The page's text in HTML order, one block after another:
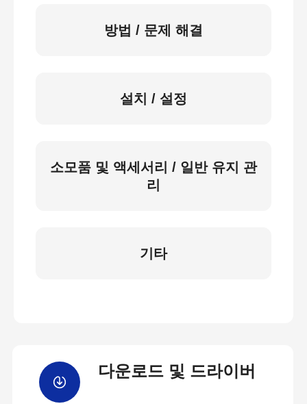
방법 / 문제 해결
설치 / 설정
소모품 및 액세서리 / 일반 유지 관
리
기타
다운로드 및 드라이버